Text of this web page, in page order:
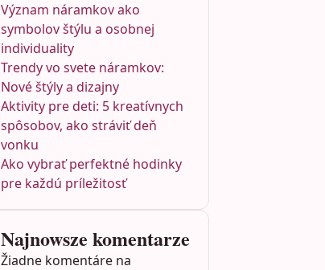
Význam náramkov ako
symbolov štýlu a osobnej
individuality
Trendy vo svete náramkov:
Nové štýly a dizajny
Aktivity pre deti: 5 kreatívnych
spôsobov, ako stráviť deň
vonku
Ako vybrať perfektné hodinky
pre každú príležitosť
Najnowsze komentarze
Žiadne komentáre na